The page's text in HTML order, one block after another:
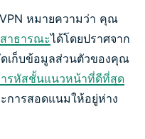
หมายความว่า คุณ
าธารณะได้โดยปราศจาก
ดเก็บข้อมูลส่วนตัวของคุณ
ารหัสชั้นแนวหน้าที่ดีที่สุด
ะการสอดแนมให้อยู่ห่าง